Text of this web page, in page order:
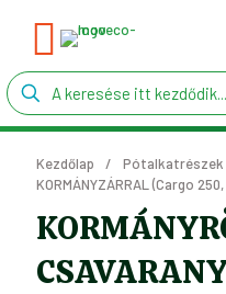
Kezdőlap / Pótalkatrészek
KORMÁNYZÁRRAL (Cargo